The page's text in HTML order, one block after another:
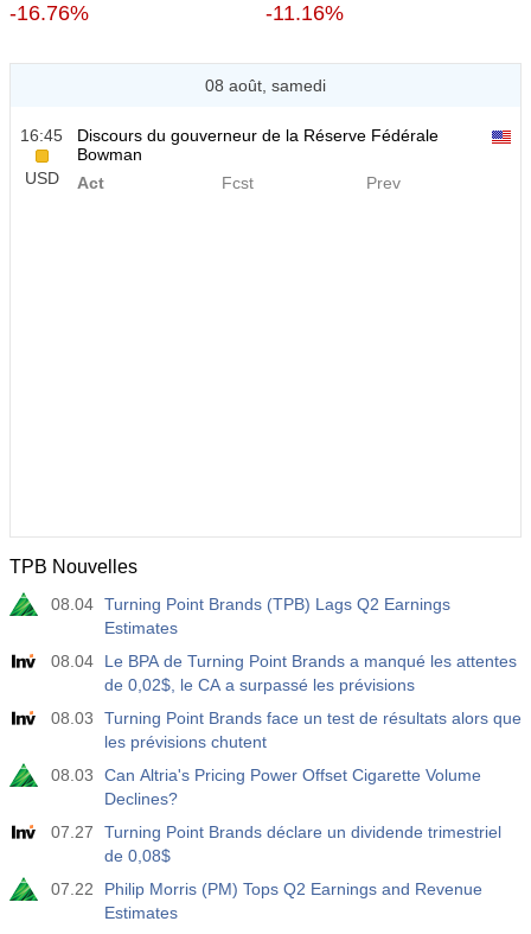
-16.76% -11.16%
08 août, samedi
16:45
USD
Discours du gouverneur de la Réserve Fédérale
Bowman
Act
Fcst Prev
TPB Nouvelles
08.04 Turning Point Brands (TPB) Lags Q2 Earnings
Estimates
08.04
Le BPA de Turning Point Brands a manqué les attentes
de 0,02$, le CA a surpassé les prévisions
08.03
Turning Point Brands face un test de résultats alors que
les prévisions chutent
08.03
Can Altria's Pricing Power Offset Cigarette Volume
Declines?
07.27
Turning Point Brands déclare un dividende trimestriel
de 0,08$
07.22
Philip Morris (PM) Tops Q2 Earnings and Revenue
Estimates